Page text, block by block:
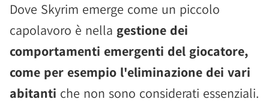
Dove Skyrim emerge come un piccolo
capolavoro è nella gestione dei
comportamenti emergenti del giocatore,
come per esempio l'eliminazione dei vari
abitanti che non sono considerati essenziali.